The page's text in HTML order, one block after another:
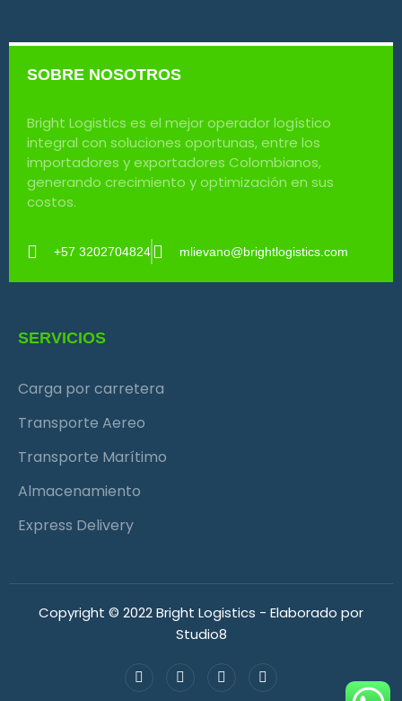
SOBRE NOSOTROS
Bright Logistics es el mejor operador logístico
integral con soluciones oportunas, entre los
importadores y exportadores Colombianos,
generando crecimiento y optimización en sus
costos.
+57 3202704824 mlievano@brightlogistics.com
SERVICIOS
Carga por carretera
Transporte Aereo
Transporte Marítimo
Almacenamiento
Express Delivery
Copyright © 2022 Bright Logistics - Elaborado por
Studio8